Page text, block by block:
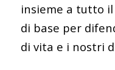
insieme a tutto
di base per
di vita e i nostri